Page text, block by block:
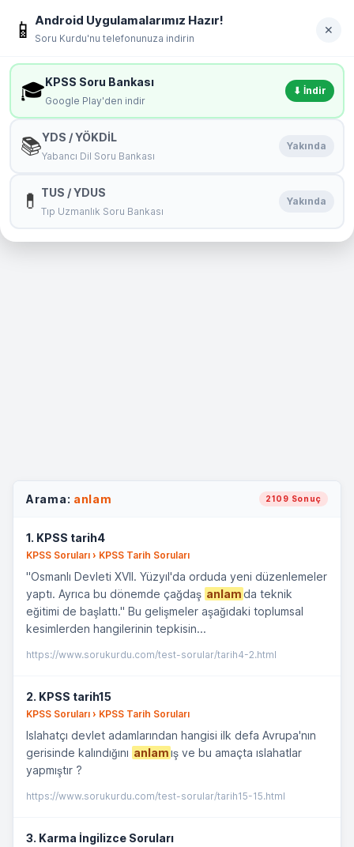
📱 Android Uygulamalarımız Hazır!
Soru Kurdu'nu telefonunuza indirin
✕
🎓KPSS Soru Bankası
Google Play'den indir
⬇ İndir
📚YDS / YÖKDİL
Yabancı Dil Soru Bankası
Yakında
💊 TUS / YDUS
Tıp Uzmanlık Soru Bankası
Yakında
sorukurdu
MENÜ
Arama: anlam 2109 Sonuç
1. KPSS tarih4
KPSS Soruları › KPSS Tarih Soruları
"Osmanlı Devleti XVII. Yüzyıl'da orduda yeni düzenlemeler
yaptı. Ayrıca bu dönemde çağdaş anlam da teknik
eğitimi de başlattı." Bu gelişmeler aşağıdaki toplumsal
kesimlerden hangilerinin tepkisin...
https://www.sorukurdu.com/test-sorular/tarih4-2.html
2. KPSS tarih15
KPSS Soruları › KPSS Tarih Soruları
Islahatçı devlet adamlarından hangisi ilk defa Avrupa'nın
gerisinde kalındığını anlamış ve bu amaçta ıslahatlar
yapmıştır ?
https://www.sorukurdu.com/test-sorular/tarih15-15.html
3. Karma İngilizce Soruları